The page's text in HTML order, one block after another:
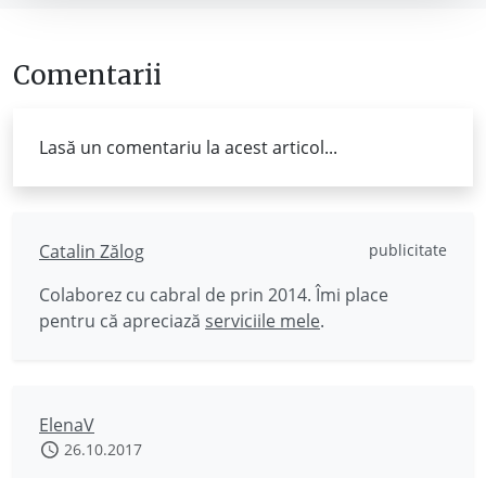
Comentarii
Lasă un comentariu la acest articol...
Catalin Zălog publicitate
Colaborez cu cabral de prin 2014. Îmi place
pentru că apreciază serviciile mele.
ElenaV
26.10.2017